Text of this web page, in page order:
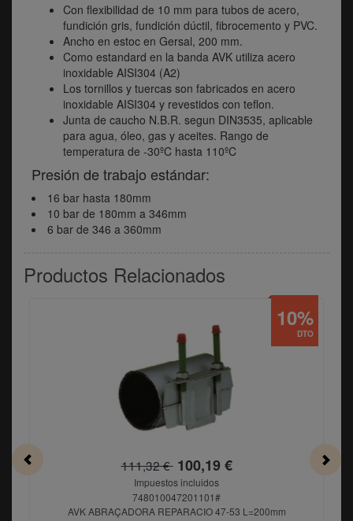
Con flexibilidad de 10 mm para tubos de acero,
fundición gris, fundición dúctil, fibrocemento y PVC.
Ancho en estoc en Gersal, 200 mm.
Como estandard en la banda AVK utiliza acero
inoxidable AISI304 (A2)
Los tornillos y tuercas son fabricados en acero
inoxidable AISI304 y revestidos con teflon.
Junta de caucho N.B.R. segun DIN3535, aplicable
para agua, óleo, gas y aceites. Rango de
temperatura de -30ºC hasta 110ºC
Presión de trabajo estándar:
16 bar hasta 180mm
10 bar de 180mm a 346mm
6 bar de 346 a 360mm
Productos Relacionados
111,32 €100,19 €
Impuestos incluidos
748010047201101#
AVK ABRAÇADORA REPARACIO 47-53 L=200mm
DTO
10%